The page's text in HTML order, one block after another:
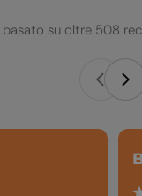
su oltre 508